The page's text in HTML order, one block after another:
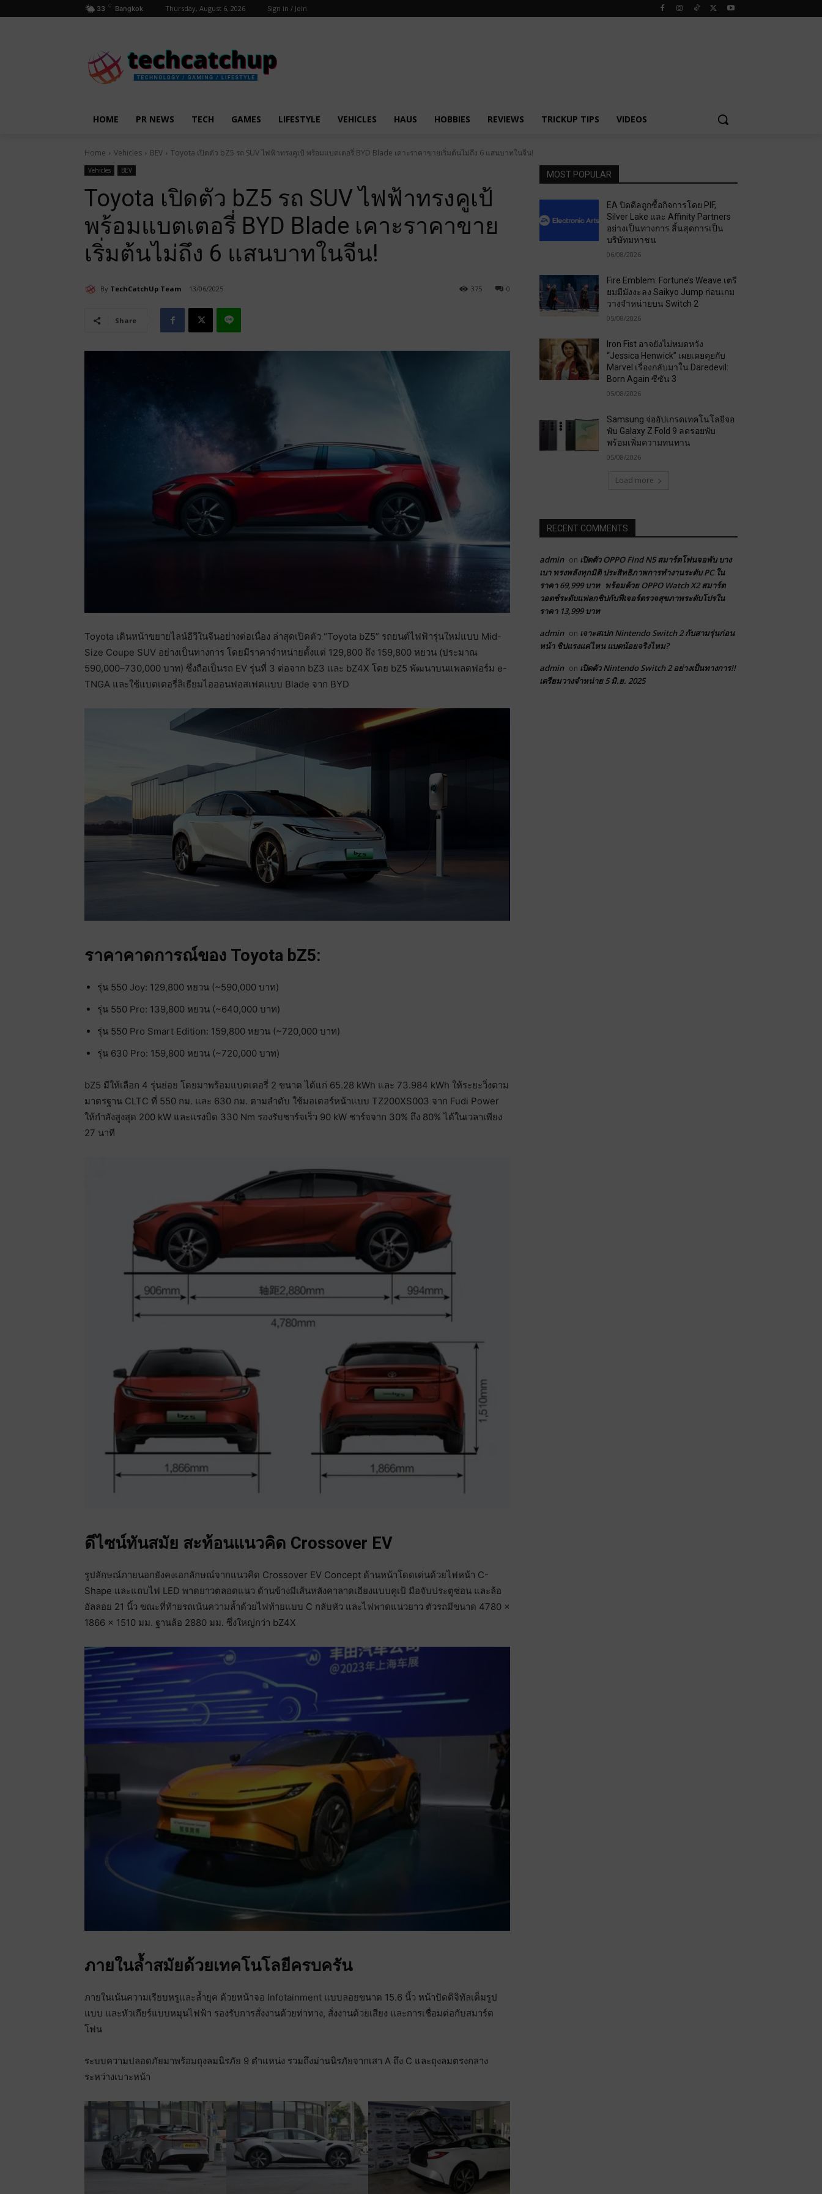
33 C Bangkok Thursday, August 6, 2026 Sign in / Join
HOME PR NEWS TECH GAMES LIFESTYLE VEHICLES HAUS HOBBIES REVIEWS TRICKUP TIPS VIDEOS
Home Vehicles BEV Toyota เปิดตัว bZ5 รถ SUV ไฟฟ้าทรงคูเป้ พร้อมแบตเตอรี่ BYD Blade เคาะราคาขายเริ่มต้นไม่ถึง 6 แสนบาทในจีน!
Vehicles BEV
Toyota เปิดตัว bZ5 รถ SUV ไฟฟ้าทรงคูเป้
พร้อมแบตเตอรี่ BYD Blade เคาะราคาขาย
เริ่มต้นไม่ถึง 6 แสนบาทในจีน!
By TechCatchUp Team 13/06/2025 0
375
Share
Toyota เดินหน้าขยายไลน์อีวีในจีนอย่างต่อเนื่อง ล่าสุดเปิดตัว “Toyota bZ5” รถยนต์ไฟฟ้ารุ่นใหม่แบบ Mid-
Size Coupe SUV อย่างเป็นทางการ โดยมีราคาจำหน่ายตั้งแต่ 129,800 ถึง 159,800 หยวน (ประมาณ
590,000–730,000 บาท) ซึ่งถือเป็นรถ EV รุ่นที่ 3 ต่อจาก bZ3 และ bZ4X โดย bZ5 พัฒนาบนแพลตฟอร์ม e-
TNGA และใช้แบตเตอรี่ลิเธียมไอออนฟอสเฟตแบบ Blade จาก BYD
ราคาคาดการณ์ของ Toyota bZ5:
รุ่น 550 Joy: 129,800 หยวน (~590,000 บาท)
รุ่น 550 Pro: 139,800 หยวน (~640,000 บาท)
รุ่น 550 Pro Smart Edition: 159,800 หยวน (~720,000 บาท)
รุ่น 630 Pro: 159,800 หยวน (~720,000 บาท)
bZ5 มีให้เลือก 4 รุ่นย่อย โดยมาพร้อมแบตเตอรี่ 2 ขนาด ได้แก่ 65.28 kWh และ 73.984 kWh ให้ระยะวิ่งตาม
มาตรฐาน CLTC ที่ 550 กม. และ 630 กม. ตามลำดับ ใช้มอเตอร์หน้าแบบ TZ200XS003 จาก Fudi Power
ให้กำลังสูงสุด 200 kW และแรงบิด 330 Nm รองรับชาร์จเร็ว 90 kW ชาร์จจาก 30% ถึง 80% ได้ในเวลาเพียง
27 นาที
ดีไซน์ทันสมัย สะท้อนแนวคิด Crossover EV
รูปลักษณ์ภายนอกยังคงเอกลักษณ์จากแนวคิด Crossover EV Concept ด้านหน้าโดดเด่นด้วยไฟหน้า C-
Shape และแถบไฟ LED พาดยาวตลอดแนว ด้านข้างมีเส้นหลังคาลาดเอียงแบบคูเป้ มือจับประตูซ่อน และล้อ
อัลลอย 21 นิ้ว ขณะที่ท้ายรถเน้นความล้ำด้วยไฟท้ายแบบ C กลับหัว และไฟพาดแนวยาว ตัวรถมีขนาด 4780 ×
1866 × 1510 มม. ฐานล้อ 2880 มม. ซึ่งใหญ่กว่า bZ4X
ภายในล้ำสมัยด้วยเทคโนโลยีครบครัน
ภายในเน้นความเรียบหรูและล้ำยุค ด้วยหน้าจอ Infotainment แบบลอยขนาด 15.6 นิ้ว หน้าปัดดิจิทัลเต็มรูป
แบบ และหัวเกียร์แบบหมุนไฟฟ้า รองรับการสั่งงานด้วยท่าทาง, สั่งงานด้วยเสียง และการเชื่อมต่อกับสมาร์ต
โฟน
ระบบความปลอดภัยมาพร้อมถุงลมนิรภัย 9 ตำแหน่ง รวมถึงม่านนิรภัยจากเสา A ถึง C และถุงลมตรงกลาง
ระหว่างเบาะหน้า
MOST POPULAR
EA ปิดดีลถูกซื้อกิจการโดย PIF,
Silver Lake และ Affinity Partners
อย่างเป็นทางการ สิ้นสุดการเป็น
บริษัทมหาชน
06/08/2026
Fire Emblem: Fortune’s Weave เตรี
ยมมีมังงะลง Saikyo Jump ก่อนเกม
วางจำหน่ายบน Switch 2
05/08/2026
Iron Fist อาจยังไม่หมดหวัง
“Jessica Henwick” เผยเคยคุยกับ
Marvel เรื่องกลับมาใน Daredevil:
Born Again ซีซัน 3
05/08/2026
Samsung จ่ออัปเกรดเทคโนโลยีจอ
พับ Galaxy Z Fold 9 ลดรอยพับ
พร้อมเพิ่มความทนทาน
05/08/2026
Load more
RECENT COMMENTS
admin on เปิดตัว OPPO Find N5 สมาร์ตโฟนจอพับ บาง
เบา ทรงพลังทุกมิติ ประสิทธิภาพการทำงานระดับ PC ใน
ราคา 69,999 บาท พร้อมด้วย OPPO Watch X2 สมาร์ต
วอตช์ระดับแฟลกชิปกับฟีเจอร์ตรวจสุขภาพระดับโปรใน
ราคา 13,999 บาท
admin on เจาะสเปก Nintendo Switch 2 กับสามรุ่นก่อน
หน้า ชิปแรงแค่ไหน แบตน้อยจริงไหม?
admin on เปิดตัว Nintendo Switch 2 อย่างเป็นทางการ!!
เตรียมวางจำหน่าย 5 มิ.ย. 2025